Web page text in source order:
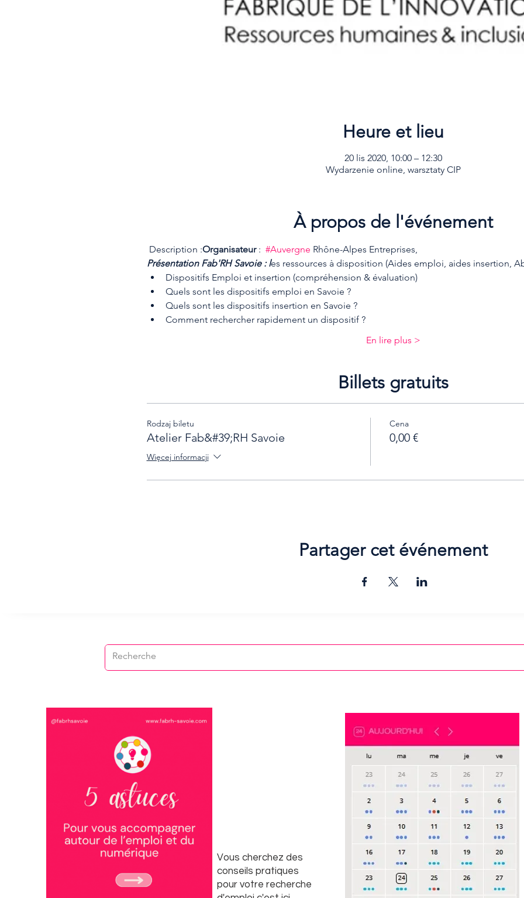
Heure et lieu
20 lis 2020, 10:00 – 12:30
Wydarzenie online, warsztaty CIP
À propos de l'événement
Description :Organisateur : #Auvergne Rhône-Alpes Entreprises,
Présentation Fab'RH Savoie : les ressources à disposition (Aides emploi, aides insertion,
Dispositifs Emploi et insertion (compréhension & évaluation)
Quels sont les dispositifs emploi en Savoie ?
Quels sont les dispositifs insertion en Savoie ?
Comment rechercher rapidement un dispositif ?
En lire plus >
Billets gratuits
Rodzaj biletu
Atelier Fab&#39;RH Savoie
Więcej informacji
Cena
0,00 €
Partager cet événement
Vous cherchez des
conseils pratiques
pour votre recherche